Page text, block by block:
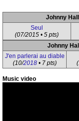
Johnny
Seul
(07/2015 • 5 pts)
Johnny
J'en parlerai au diable
(10/2018• 7 pts)
Music video